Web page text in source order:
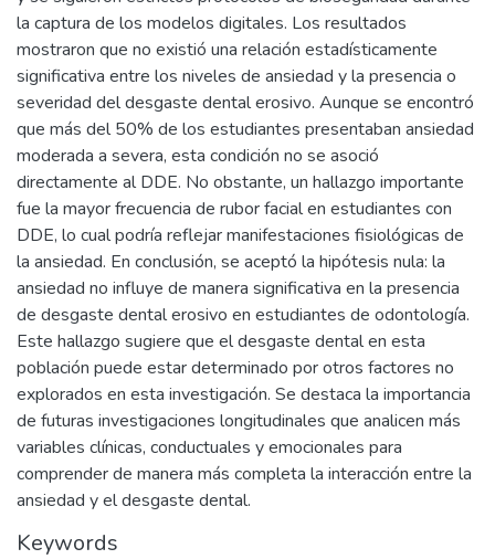
la captura de los modelos digitales. Los resultados
mostraron que no existió una relación estadísticamente
significativa entre los niveles de ansiedad y la presencia o
severidad del desgaste dental erosivo. Aunque se encontró
que más del 50% de los estudiantes presentaban ansiedad
moderada a severa, esta condición no se asoció
directamente al DDE. No obstante, un hallazgo importante
fue la mayor frecuencia de rubor facial en estudiantes con
DDE, lo cual podría reflejar manifestaciones fisiológicas de
la ansiedad. En conclusión, se aceptó la hipótesis nula: la
ansiedad no influye de manera significativa en la presencia
de desgaste dental erosivo en estudiantes de odontología.
Este hallazgo sugiere que el desgaste dental en esta
población puede estar determinado por otros factores no
explorados en esta investigación. Se destaca la importancia
de futuras investigaciones longitudinales que analicen más
variables clínicas, conductuales y emocionales para
comprender de manera más completa la interacción entre la
ansiedad y el desgaste dental.
Keywords